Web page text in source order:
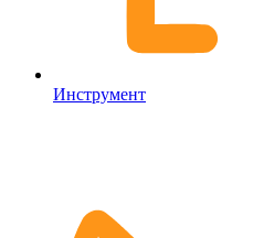
Инструмент